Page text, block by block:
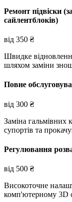
Ремонт підвіски
сайлентблоків)
від 350 ₴
Швидке
шляхом заміни
Повне
від 300 ₴
Заміна гальмівних
супортів та
Регулювання
від 500 ₴
Високоточне
комп'ютерному 3D